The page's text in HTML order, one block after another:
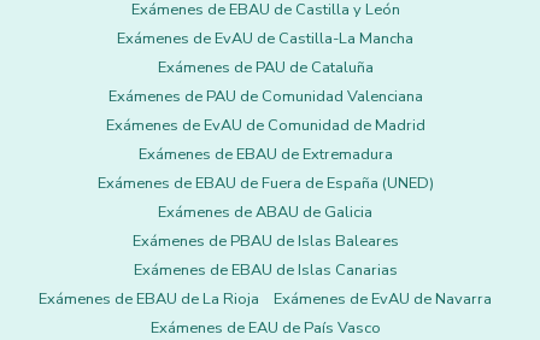
Exámenes de EBAU de Castilla y León
Exámenes de EvAU de Castilla-La Mancha
Exámenes de PAU de Cataluña
Exámenes de PAU de Comunidad Valenciana
Exámenes de EvAU de Comunidad de Madrid
Exámenes de EBAU de Extremadura
Exámenes de EBAU de Fuera de España (UNED)
Exámenes de ABAU de Galicia
Exámenes de PBAU de Islas Baleares
Exámenes de EBAU de Islas Canarias
Exámenes de EBAU de La Rioja
Exámenes de EvAU de Navarra
Exámenes de EAU de País Vasco